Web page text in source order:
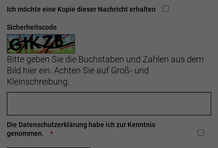
Ich möchte eine Kopie dieser Nachricht erhalten
Sicherheitscode
Bitte geben Sie die Buchstaben und Zahlen aus dem
Bild hier ein. Achten Sie auf Groß- und
Kleinschreibung.
Die Datenschutzerklärung habe ich zur Kenntnis
genommen.